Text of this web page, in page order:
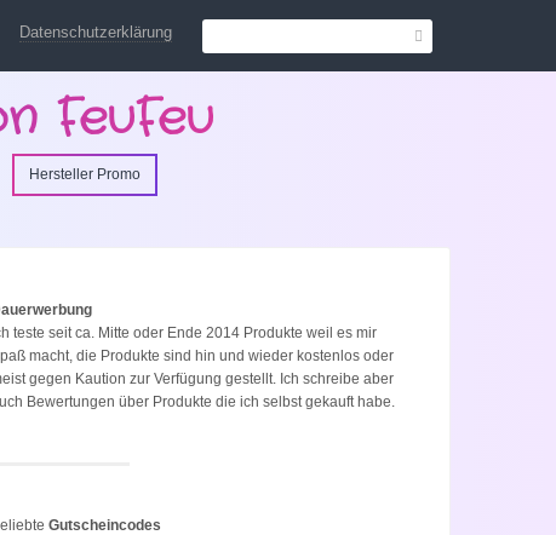
Datenschutzerklärung
FeuFeu
Hersteller Promo
teste seit ca. Mitte oder Ende 2014 Produkte weil es mir
macht, die Produkte sind hin und wieder kostenlos oder
gegen Kaution zur Verfügung gestellt. Ich schreibe aber
Bewertungen über Produkte die ich selbst gekauft habe.
Gutscheincodes